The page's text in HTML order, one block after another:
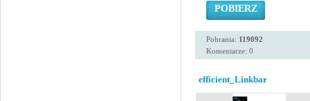
POBIERZ
Pobrania: 119092
Komentarze: 0
efficient_Linkbar